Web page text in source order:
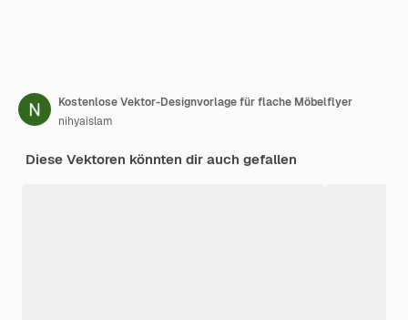
Kostenlose Vektor-Designvorlage für flache Möbelflyer
nihyaislam
Diese Vektoren könnten dir auch gefallen